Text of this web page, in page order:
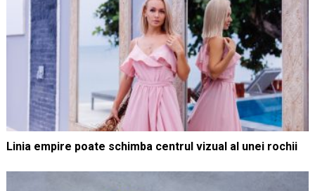
Linia empire poate schimba centrul vizual al unei rochii